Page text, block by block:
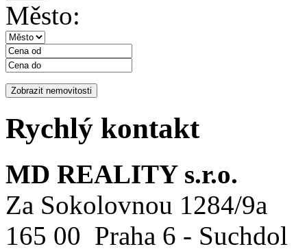
Město:
Rychlý kontakt
MD REALITY s.r.o.
Za Sokolovnou 1284/9a
165 00 Praha 6 - Suchdol